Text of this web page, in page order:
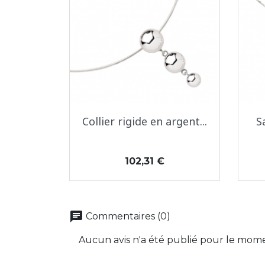
Aperçu rapide
Collier rigide en argent...
Prix
102,31 €
chat Commentaires (0)
Aucun avis n'a été publié pour le